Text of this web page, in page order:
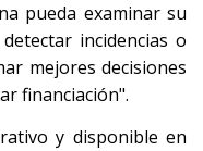
pueda examinar su
incidencias o
mejores decisiones
financiación".
y disponible en